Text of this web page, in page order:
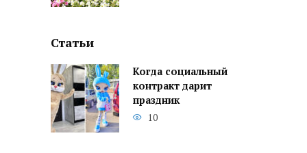
Статьи
Когда социальный
контракт дарит
праздник
10